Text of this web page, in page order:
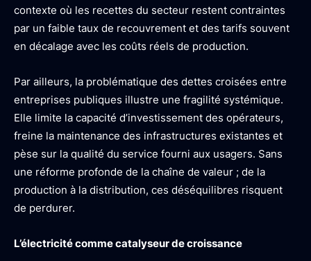
contexte où les recettes du secteur restent contraintes
par un faible taux de recouvrement et des tarifs souvent
en décalage avec les coûts réels de production.
Par ailleurs, la problématique des dettes croisées entre
entreprises publiques illustre une fragilité systémique.
Elle limite la capacité d’investissement des opérateurs,
freine la maintenance des infrastructures existantes et
pèse sur la qualité du service fourni aux usagers. Sans
une réforme profonde de la chaîne de valeur ; de la
production à la distribution, ces déséquilibres risquent
de perdurer.
L’électricité comme catalyseur de croissance